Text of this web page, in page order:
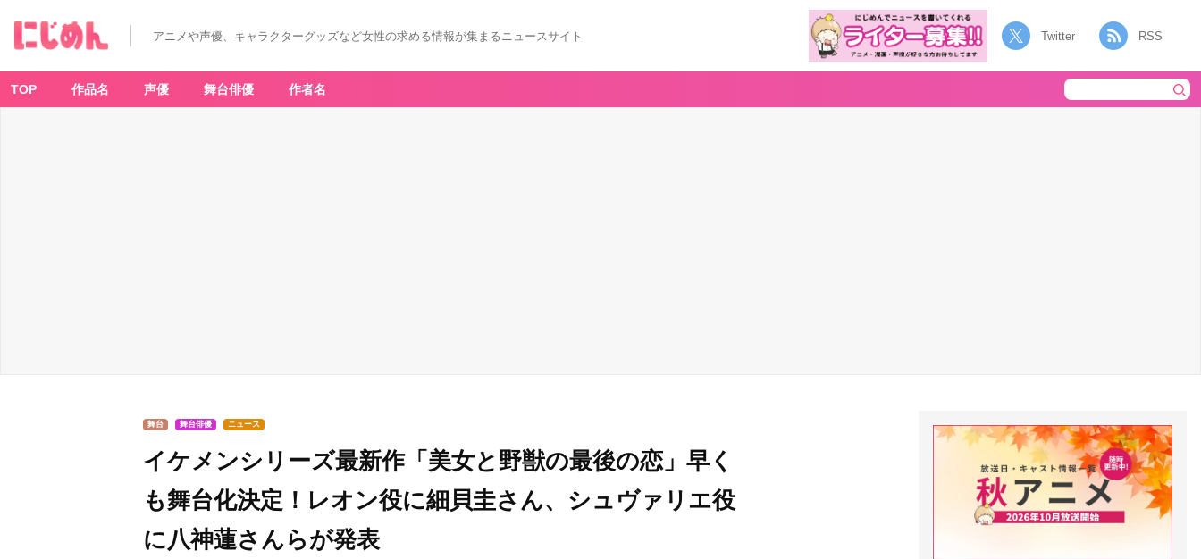
アニメや声優、キャラクターグッズなど女性の求める情報が集まるニュースサイト Twitter RSS
TOP 作品名 声優 舞台俳優 作者名
舞台 舞台俳優 ニュース
イケメンシリーズ最新作「美女と野獣の最後の恋」早く
も舞台化決定！レオン役に細貝圭さん、シュヴァリエ役
に八神蓮さんらが発表